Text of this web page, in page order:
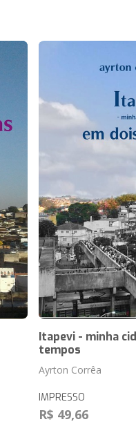
Itapevi - minha
tempos
Ayrton Corrêa
IMPRESSO
R$ 49,66